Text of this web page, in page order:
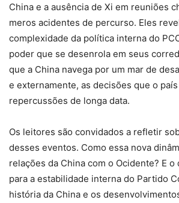
China e a ausência de Xi em reuniões
meros acidentes de percurso. Eles
complexidade da política interna do
poder que se desenrola em seus
que a China navega por um mar de
e externamente, as decisões que o
repercussões de longa data.
Os leitores são convidados a refletir
desses eventos. Como essa nova
relações da China com o Ocidente? E
para a estabilidade interna do Partido
história da China e os